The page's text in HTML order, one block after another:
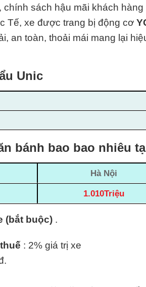
sách hậu mãi khách
Tế, xe được trang bị động cơ
an toàn, thoải mái mang lại
Unic
bánh bao bao nhiêu
Hà Nội
1.010Triệu
(bắt buộc) .
: 2% giá trị xe